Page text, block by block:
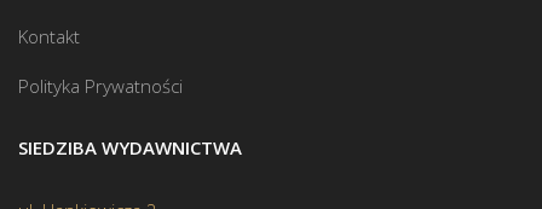
Kontakt
Polityka Prywatności
SIEDZIBA WYDAWNICTWA